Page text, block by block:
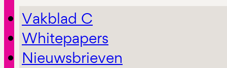
Vakblad C
Whitepapers
Nieuwsbrieven